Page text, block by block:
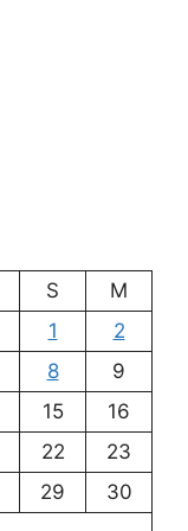
S
M
1
2
8
9
15
16
22
23
29
30